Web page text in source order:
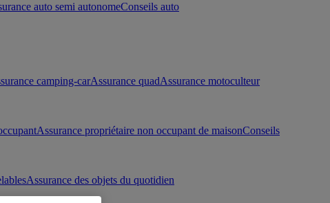
auto semi autonomeConseils auto
camping-carAssurance quadAssurance motoculteur
Assurance propriétaire non occupant de maisonConseils
Assurance des objets du quotidien